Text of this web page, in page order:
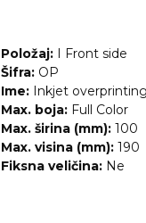
Položaj: I Front side
Šifra: OP
Ime: Inkjet overprinting
Max. boja: Full Color
Max. širina (mm): 100
Max. visina (mm): 190
Fiksna veličina: Ne